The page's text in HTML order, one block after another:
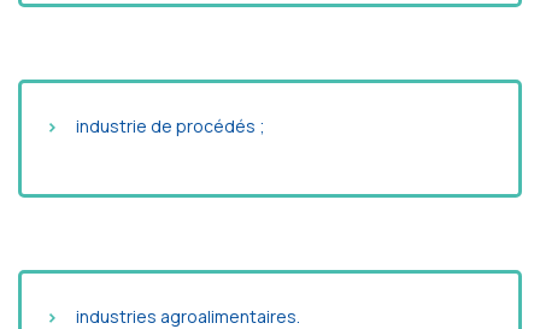
industrie de procédés ;
industries agroalimentaires.